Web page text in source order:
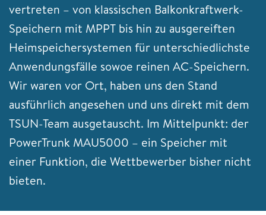
vertreten – von klassischen Balkonkraftwerk-
Speichern mit MPPT bis hin zu ausgereiften
Heimspeichersystemen für unterschiedlichste
Anwendungsfälle sowoe reinen AC-Speichern.
Wir waren vor Ort, haben uns den Stand
ausführlich angesehen und uns direkt mit dem
TSUN-Team ausgetauscht. Im Mittelpunkt: der
PowerTrunk MAU5000 – ein Speicher mit
einer Funktion, die Wettbewerber bisher nicht
bieten.